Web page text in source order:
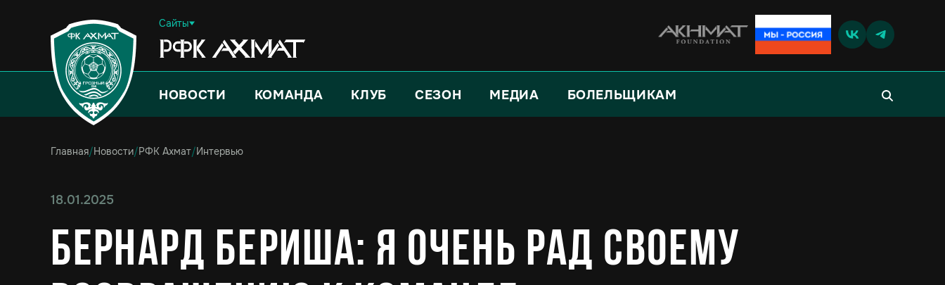
Сайты
НОВОСТИ КОМАНДА КЛУБ СЕЗОН МЕДИА БОЛЕЛЬЩИКАМ
Главная/Новости/РФК Ахмат/Интервью
18.01.2025
Бернард Бериша: Я очень рад своему